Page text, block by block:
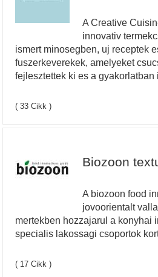
A Creative
innovativ
ismert minosegben, uj receptek
fuszerkeverekek, amelyeket
fejlesztettek ki es a gyakorlatban
( 33 Cikk )
Biozoon
A biozoon food
jovoorientalt
mertekben hozzajarul a konyhai
specialis lakossagi csoportok
( 17 Cikk )